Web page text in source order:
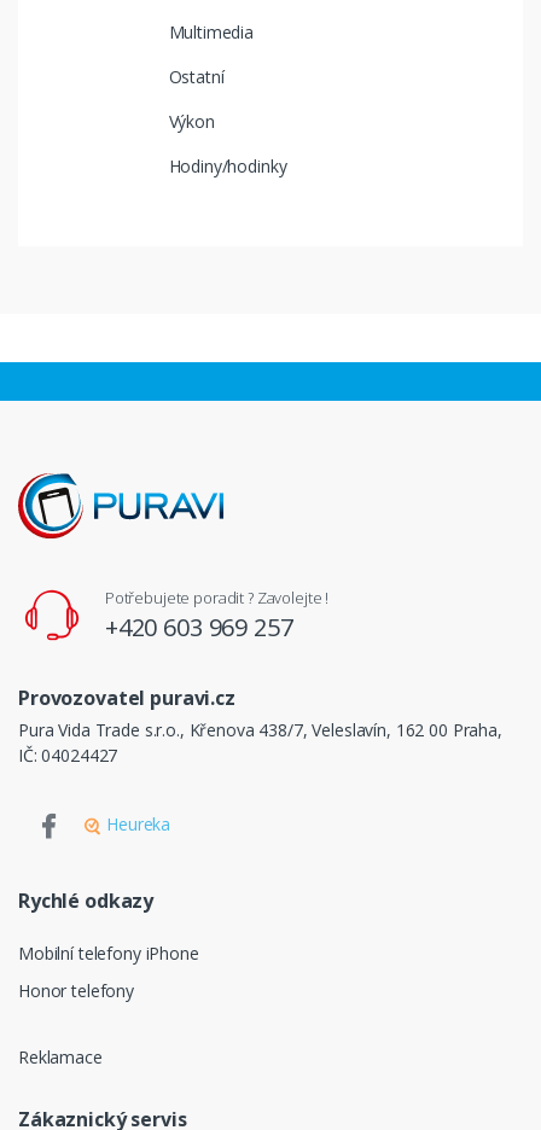
Multimedia
Ostatní
Výkon
Hodiny/hodinky
Potřebujete poradit ? Zavolejte !
+420 603 969 257
Provozovatel puravi.cz
Pura Vida Trade s.r.o., Křenova 438/7, Veleslavín, 162 00 Praha,
IČ: 04024427
Heureka
Rychlé odkazy
Mobilní telefony iPhone
Honor telefony
Reklamace
Zákaznický servis